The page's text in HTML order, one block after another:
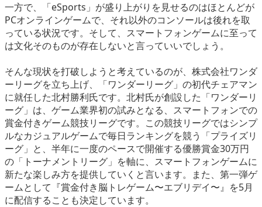
一方で、「eSports」が盛り上がりを見せるのはほとんどが
PCオンラインゲームで、それ以外のコンソールは後れを取
っている状況です。そして、スマートフォンゲームに至って
は文化そのものが存在しないと言っていいでしょう。
そんな現状を打破しようと考えているのが、株式会社ワンダ
ーリーグを立ち上げ、「ワンダーリーグ」の初代チェアマン
に就任した北村勝利氏です。北村氏が創設した「ワンダーリ
ーグ」は、ゲーム業界初の試みとなる、スマートフォンでの
賞金付きゲーム競技リーグです。この競技リーグではシンプ
ルなカジュアルゲームで毎日ランキングを競う「プライズリ
ーグ」と、半年に一度のペースで開催する優勝賞金30万円
の「トーナメントリーグ」を軸に、スマートフォンゲームに
新たな楽しみ方を提供していくと言います。また、第一弾ゲ
ームとして『賞金付き脳トレゲーム〜エブリデイ〜』を5月
に配信することも決定しています。